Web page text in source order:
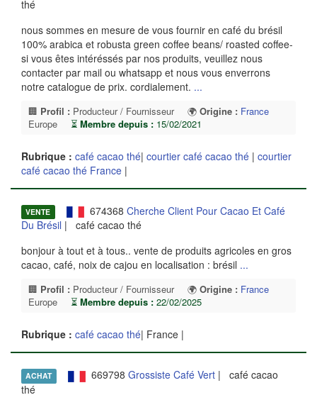
thé
nous sommes en mesure de vous fournir en café du brésil
100% arabica et robusta green coffee beans/ roasted coffee-
si vous êtes intéréssés par nos produits, veuillez nous
contacter par mail ou whatsapp et nous vous enverrons
notre catalogue de prix. cordialement. ...
🏢 Profil : Producteur / Fournisseur 🌍 Origine : France
Europe
⏳ Membre depuis : 15/02/2021
Rubrique : café cacao thé| courtier café cacao thé | courtier
café cacao thé France |
VENTE 674368 Cherche Client Pour Cacao Et Café
Du Brésil | café cacao thé
bonjour à tout et à tous.. vente de produits agricoles en gros
cacao, café, noix de cajou en localisation : brésil ...
🏢 Profil : Producteur / Fournisseur 🌍 Origine : France
Europe
⏳ Membre depuis : 22/02/2025
Rubrique : café cacao thé| France |
ACHAT 669798 Grossiste Café Vert| café cacao
thé